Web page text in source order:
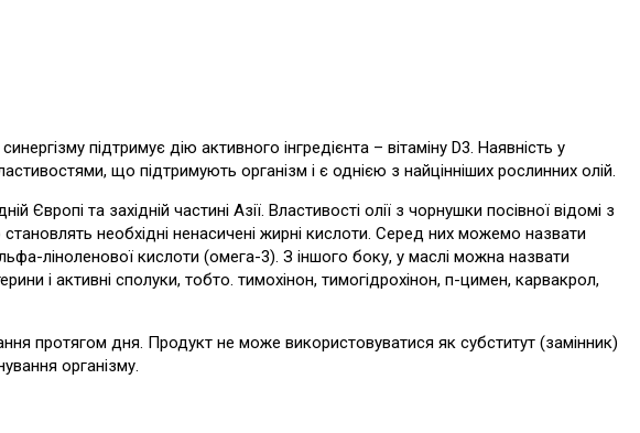
підтримує дію активного інгредієнта – вітаміну D3. Наявність у
що підтримують організм і є однією з найцінніших рослинних олій.
та західній частині Азії. Властивості олії з чорнушки посівної відомі з
необхідні ненасичені жирні кислоти. Серед них можемо назвати
ліноленової кислоти (омега-3). З іншого боку, у маслі можна назвати
і активні сполуки, тобто. тимохінон, тимогідрохінон, п-цимен, карвакрол,
протягом дня. Продукт не може використовуватися як субститут (замінник)
організму.